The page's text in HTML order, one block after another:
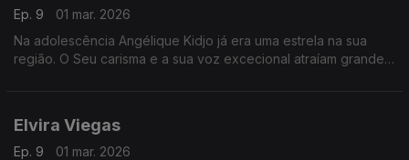
Ep. 9
01 mar. 2026
Na adolescência Angélique Kidjo já era uma estrela na sua
região. O Seu carisma e a sua voz excecional atraíam grande
Elvira Viegas
Ep. 9
01 mar. 2026